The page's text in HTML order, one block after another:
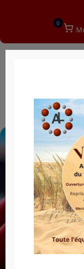
0
ligne